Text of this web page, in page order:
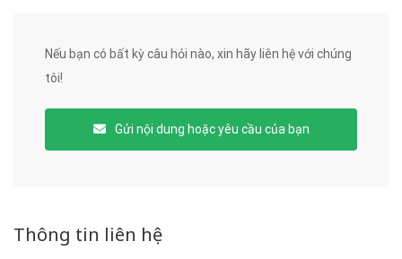
Nếu bạn có bất kỳ câu hỏi nào, xin hãy liên hệ với chúng
tôi!
Gửi nội dung hoặc yêu cầu của bạn
Thông tin liên hệ